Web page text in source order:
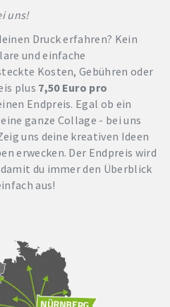
uns!
Druck erfahren? Kein
und einfache
Kosten, Gebühren oder
plus 7,50 Euro pro
Endpreis. Egal ob ein
ganze Collage - bei uns
uns deine kreativen Ideen
erwecken. Der Endpreis wird
du immer den Überblick
aus!